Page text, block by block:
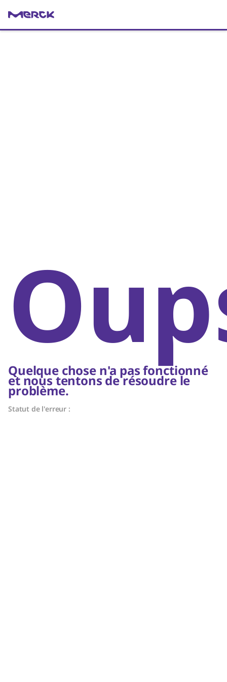
Quelque chose n'a pas fonctionné
et nous tentons de résoudre le
problème.
Statut de l'erreur :